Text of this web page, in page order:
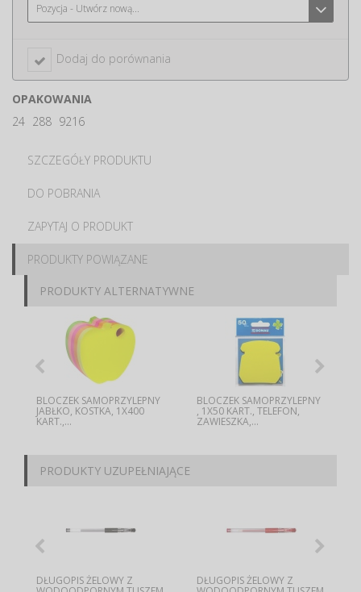
Pozycja - Utwórz nową...
Dodaj do porównania
OPAKOWANIA
24 288 9216
SZCZEGÓŁY PRODUKTU
DO POBRANIA
ZAPYTAJ O PRODUKT
PRODUKTY POWIĄZANE
PRODUKTY ALTERNATYWNE
BLOCZEK SAMOPRZYLEPNY
JABŁKO, KOSTKA, 1X400
KART.,...
BLOCZEK SAMOPRZYLEPNY
, 1X50 KART., TELEFON,
ZAWIESZKA,...
PRODUKTY UZUPEŁNIAJĄCE
DŁUGOPIS ŻELOWY Z DŁUGOPIS ŻELOWY Z